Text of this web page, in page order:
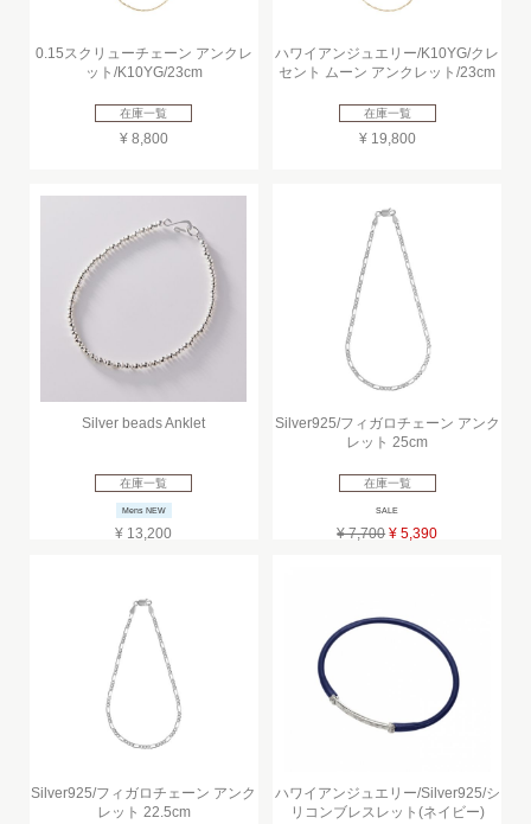
0.15スクリューチェーン アンクレ
ット/K10YG/23cm
在庫一覧
¥ 8,800
ハワイアンジュエリー/K10YG/クレ
セント ムーン アンクレット/23cm
在庫一覧
¥ 19,800
Silver beads Anklet
在庫一覧
Mens NEW
¥ 13,200
Silver925/フィガロチェーン アンク
レット 25cm
在庫一覧
SALE
¥ 7,700 ¥ 5,390
Silver925/フィガロチェーン アンク
レット 22.5cm
ハワイアンジュエリー/Silver925/シ
リコンブレスレット(ネイビー)